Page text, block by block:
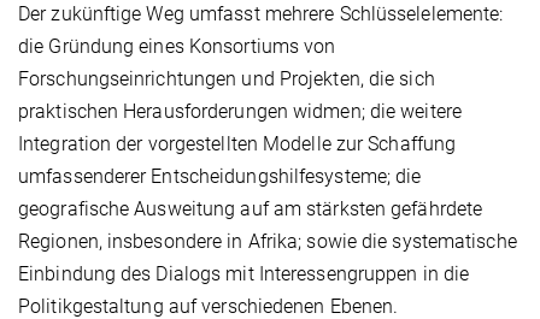
Der zukünftige Weg umfasst mehrere Schlüsselelemente:
die Gründung eines Konsortiums von
Forschungseinrichtungen und Projekten, die sich
praktischen Herausforderungen widmen; die weitere
Integration der vorgestellten Modelle zur Schaffung
umfassenderer Entscheidungshilfesysteme; die
geografische Ausweitung auf am stärksten gefährdete
Regionen, insbesondere in Afrika; sowie die systematische
Einbindung des Dialogs mit Interessengruppen in die
Politikgestaltung auf verschiedenen Ebenen.